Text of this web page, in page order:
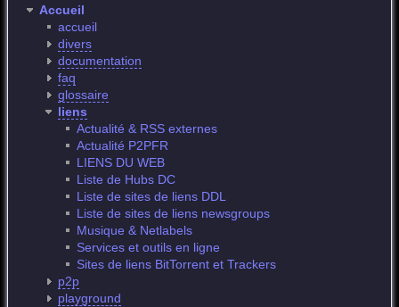
Accueil
accueil
divers
documentation
faq
glossaire
liens
Actualité & RSS externes
Actualité P2PFR
LIENS DU WEB
Liste de Hubs DC
Liste de sites de liens DDL
Liste de sites de liens newsgroups
Musique & Netlabels
Services et outils en ligne
Sites de liens BitTorrent et Trackers
p2p
playground